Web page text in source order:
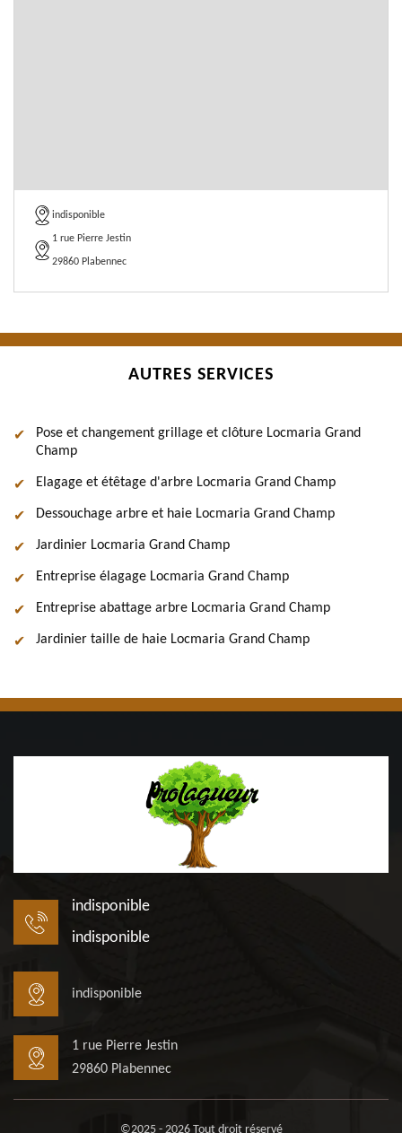
indisponible
1 rue Pierre Jestin
29860 Plabennec
AUTRES SERVICES
Pose et changement grillage et clôture Locmaria Grand
Champ
Elagage et étêtage d'arbre Locmaria Grand Champ
Dessouchage arbre et haie Locmaria Grand Champ
Jardinier Locmaria Grand Champ
Entreprise élagage Locmaria Grand Champ
Entreprise abattage arbre Locmaria Grand Champ
Jardinier taille de haie Locmaria Grand Champ
indisponible
indisponible
indisponible
1 rue Pierre Jestin
29860 Plabennec
©2025 - 2026 Tout droit réservé